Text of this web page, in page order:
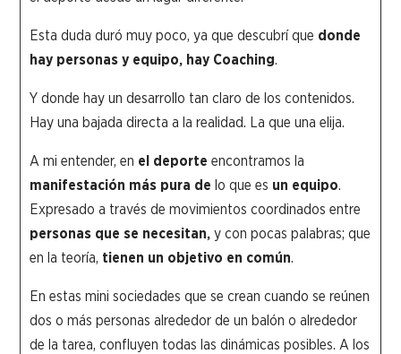
Esta duda duró muy poco, ya que descubrí que donde
hay personas y equipo, hay Coaching.
Y donde hay un desarrollo tan claro de los contenidos.
Hay una bajada directa a la realidad. La que una elija.
A mi entender, en el deporte encontramos la
manifestación más pura de lo que es un equipo.
Expresado a través de movimientos coordinados entre
personas que se necesitan, y con pocas palabras; que
en la teoría, tienen un objetivo en común.
En estas mini sociedades que se crean cuando se reúnen
dos o más personas alrededor de un balón o alrededor
de la tarea, confluyen todas las dinámicas posibles. A los